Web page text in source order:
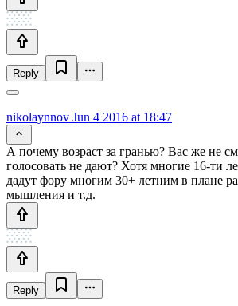
Reply
nikolaynnov Jun 4 2016 at 18:47
А почему возраст за гранью? Вас же не
голосовать не дают? Хотя многие 16-ти
дадут фору многим 30+ летним в плане
мышления и т.д.
Reply